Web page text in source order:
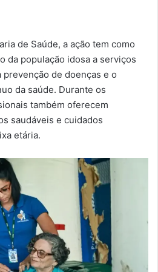
de Saúde, a ação tem como
da população idosa a serviços
de doenças e o
da saúde. Durante os
também oferecem
saudáveis e cuidados
etária.